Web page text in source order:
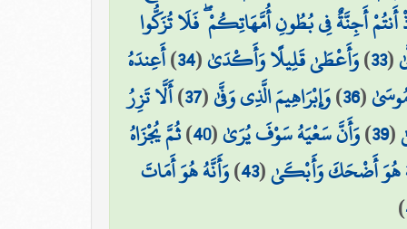
أَجِنَّةٌ فِي بُطُونِ أُمَّهَاتِكُمْ ۖ فَلَا تُزَكُّوا
(
33
)وَأَعْطَىٰ قَلِيلًا وَأَكْدَىٰ(
34
)أَعِندَهُ
(
36
)وَإِبْرَاهِيمَ الَّذِي وَفَّىٰ(
37
)أَلَّا تَزِرُ
(
39
)وَأَنَّ سَعْيَهُ سَوْفَ يُرَىٰ(
40
)ثُمَّ يُجْزَاهُ
هُوَ أَضْحَكَ وَأَبْكَىٰ(
43
)وَأَنَّهُ هُوَ أَمَاتَ
)